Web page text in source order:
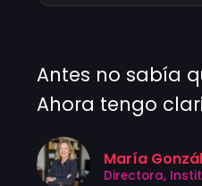
Antes no sabía
Ahora tengo
María
Directora,